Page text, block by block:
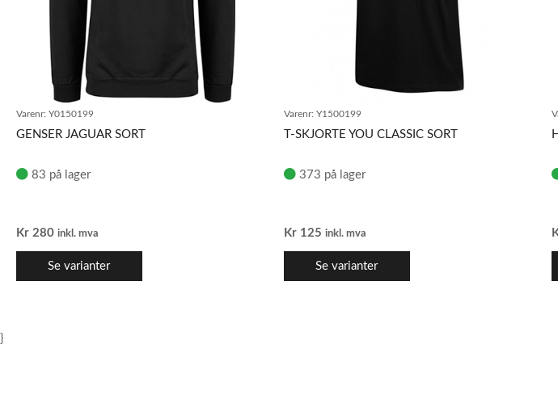
Varenr: Y0150199
GENSER JAGUAR SORT
83 på lager
Kr 280 inkl. mva
Se varianter
Varenr: Y1500199
T-SKJORTE YOU CLASSIC SORT
373 på lager
Kr 125 inkl. mva
Se varianter
}